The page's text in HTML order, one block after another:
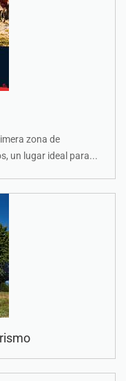
zona de
un lugar ideal para...